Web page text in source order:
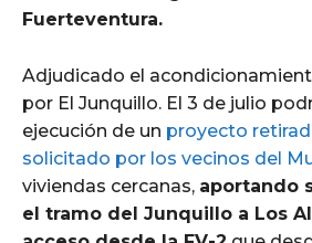
Fuerteventura.
Adjudicado el
por El Junquillo. El 3 de julio
ejecución de un proyecto
solicitado por los vecinos del
viviendas cercanas, aportando
el tramo del Junquillo a Los